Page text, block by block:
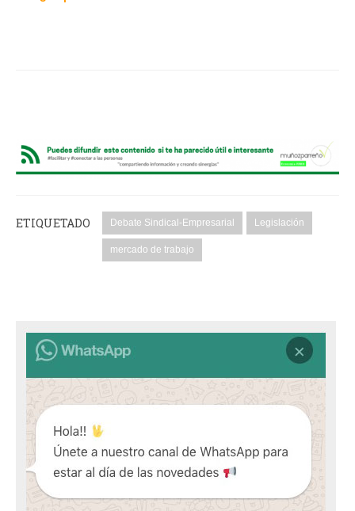
ETIQUETADO Debate Sindical-Empresarial Legislación
mercado de trabajo